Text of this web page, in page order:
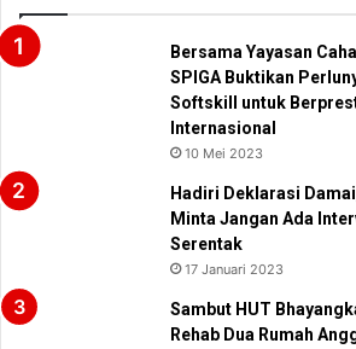
Bersama Yayasan
SPIGA Buktikan
Softskill untuk
Internasional
10 Mei 2023
Hadiri Deklarasi
Minta Jangan Ada
Serentak
17 Januari 2023
Sambut HUT
Rehab Dua Rumah